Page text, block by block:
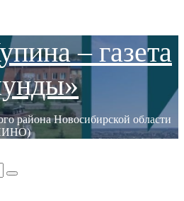
– газета
района Новосибирской области